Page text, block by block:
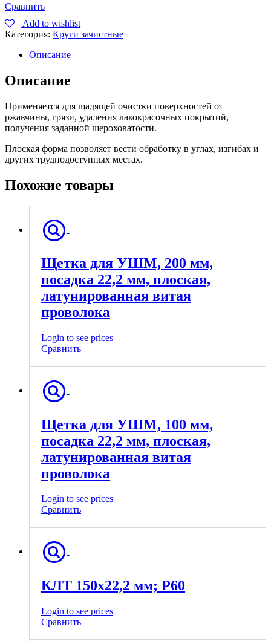
Сравнить
Add to wishlist
Категория: Круги зачистные
Описание
Описание
Применяется для щадящей очистки поверхностей от
ржавчины, грязи, удаления лакокрасочных покрытий,
получения заданной шероховатости.
Плоская форма позволяет вести обработку в углах, изгибах и
других труднодоступных местах.
Похожие товары
Щетка для УШМ, 200 мм,
посадка 22,2 мм, плоская,
латунированная витая
проволока
Login to see prices
Сравнить
Щетка для УШМ, 100 мм,
посадка 22,2 мм, плоская,
латунированная витая
проволока
Login to see prices
Сравнить
КЛТ 150х22,2 мм; Р60
Login to see prices
Сравнить